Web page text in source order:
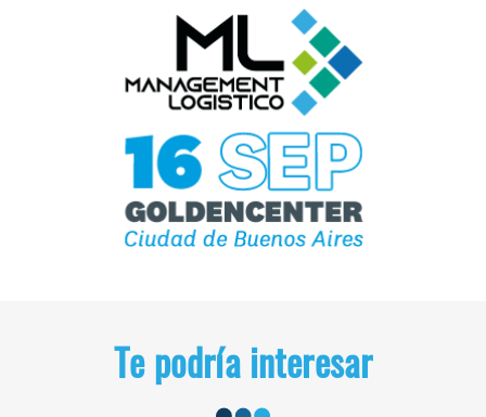
Te podría interesar